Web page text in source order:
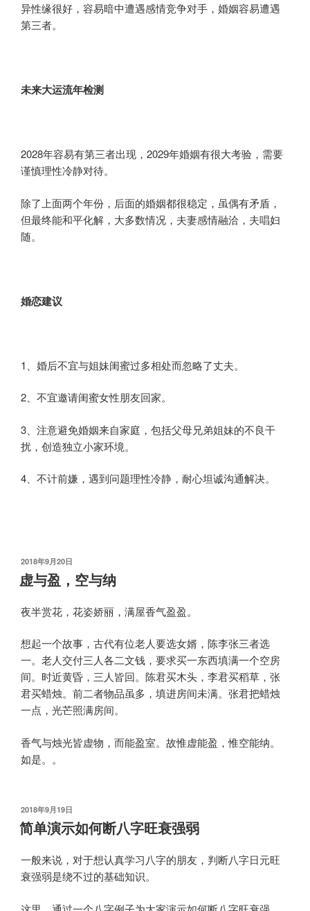
异性缘很好，容易暗中遭遇感情竞争对手，婚姻容易遭遇
第三者。
未来大运流年检测
2028年容易有第三者出现，2029年婚姻有很大考验，需要
谨慎理性冷静对待。
除了上面两个年份，后面的婚姻都很稳定，虽偶有矛盾，
但最终能和平化解，大多数情况，夫妻感情融洽，夫唱妇
随。
婚恋建议
1、婚后不宜与姐妹闺蜜过多相处而忽略了丈夫。
2、不宜邀请闺蜜女性朋友回家。
3、注意避免婚姻来自家庭，包括父母兄弟姐妹的不良干
扰，创造独立小家环境。
4、不计前嫌，遇到问题理性冷静，耐心坦诚沟通解决。
发
布
于
2018年9月20日
虚与盈，空与纳
夜半赏花，花姿娇丽，满屋香气盈盈。
想起一个故事，古代有位老人要选女婿，陈李张三者选
一。老人交付三人各二文钱，要求买一东西填满一个空房
间。时近黄昏，三人皆回。陈君买木头，李君买稻草，张
君买蜡烛。前二者物品虽多，填进房间未满。张君把蜡烛
一点，光芒照满房间。
香气与烛光皆虚物，而能盈室。故惟虚能盈，惟空能纳。
如是。。
发
布
于
2018年9月19日
简单演示如何断八字旺衰强弱
一般来说，对于想认真学习八字的朋友，判断八字日元旺
衰强弱是绕不过的基础知识。